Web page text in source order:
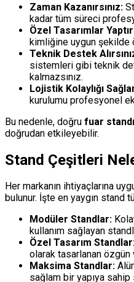
Zaman Kazanırsınız:
kadar tüm süreci
Özel Tasarımlar
kimliğine uygun şekilde
Teknik Destek
sistemleri gibi teknik
kalmazsınız.
Lojistik Kolaylığı
kurulumu profesyonel
Bu nedenle, doğru fuar
doğrudan etkileyebilir.
Stand Çeşitleri
Her markanın ihtiyaçlarına
bulunur. İşte en yaygın stand
Modüler Standlar:
kullanım sağlayan
Özel Tasarım
olarak tasarlanan özgün
Maksima Standlar:
sağlam bir yapıya sahip